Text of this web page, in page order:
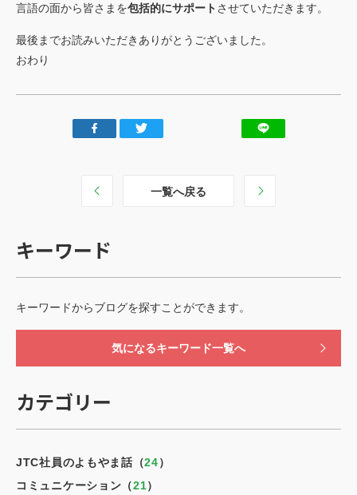
言語の面から皆さまを包括的にサポートさせていただきます。
最後までお読みいただきありがとうございました。
おわり
一覧へ戻る
キーワード
キーワードからブログを探すことができます。
気になるキーワード一覧へ
カテゴリー
JTC社員のよもやま話（24）
コミュニケーション（21）